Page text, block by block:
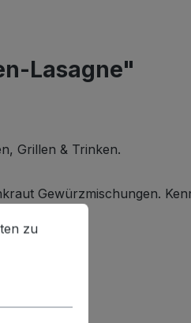
Lasagne"
Grillen & Trinken.
Gewürzmischungen.
zu können.
Mehr
zu